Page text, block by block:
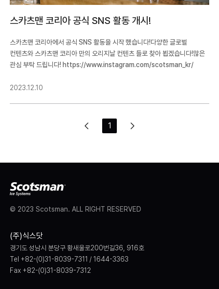
스카츠맨 코리아 공식 SNS 활동 개시!
스카츠맨 코리아에서 공식 SNS 활동을 시작 했습니다!다양한 글로벌
컨텐츠와 스카츠맨 코리아 만의 오리지날 컨텐츠 들로 찾아 뵙겠습니다!많은
관심 부탁 드립니다! https://www.instagram.com/scotsman_kr/
2023.12.10
1
© 2023 Scotsman. ALL RIGHT RESERVED
(주)식스닷
경기도 성남시 분당구 황새울로200번길36, 916호
Tel +82-(0)31-8039-7311 / 1644-3363
Fax +82-(0)31-8039-7312